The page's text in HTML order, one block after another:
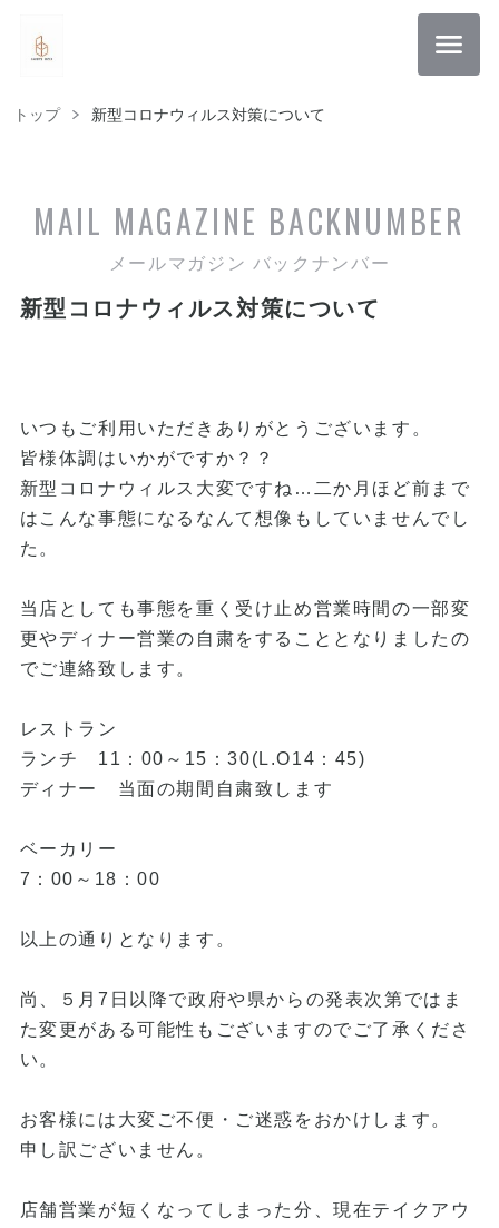
トップ 新型コロナウィルス対策について
MAIL MAGAZINE BACKNUMBER
メールマガジン バックナンバー
新型コロナウィルス対策について
いつもご利用いただきありがとうございます。
皆様体調はいかがですか？？
新型コロナウィルス大変ですね…二か月ほど前まで
はこんな事態になるなんて想像もしていませんでし
た。
当店としても事態を重く受け止め営業時間の一部変
更やディナー営業の自粛をすることとなりましたの
でご連絡致します。
レストラン
ランチ 11：00～15：30(L.O14：45)
ディナー 当面の期間自粛致します
ベーカリー
7：00～18：00
以上の通りとなります。
尚、５月7日以降で政府や県からの発表次第ではま
た変更がある可能性もございますのでご了承くださ
い。
お客様には大変ご不便・ご迷惑をおかけします。
申し訳ございません。
店舗営業が短くなってしまった分、現在テイクアウ